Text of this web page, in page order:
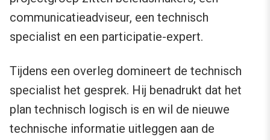
communicatieadviseur, een technisch
specialist en een participatie-expert.
Tijdens een overleg domineert de technisch
specialist het gesprek. Hij benadrukt dat het
plan technisch logisch is en wil de nieuwe
technische informatie uitleggen aan de